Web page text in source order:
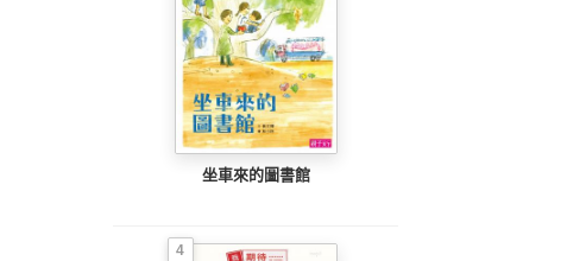
坐車來的圖書館
4